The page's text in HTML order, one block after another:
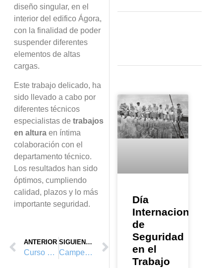
diseño singular, en el
interior del edifico Ágora,
con la finalidad de poder
suspender diferentes
elementos de altas
cargas.
Este trabajo delicado, ha
sido llevado a cabo por
diferentes técnicos
especialistas de trabajos
en altura en íntima
colaboración con el
departamento técnico.
Los resultados han sido
óptimos, cumpliendo
calidad, plazos y lo más
importante seguridad.
ANTERIOR
Curso de rescate y autorrescate en Galesa
SIGUIENTE
Campeonato de España, de Técnicas de Progresión Vertical. Oct. 2010, Ibiza
Día
Internacional
de
Seguridad
en el
Trabajo